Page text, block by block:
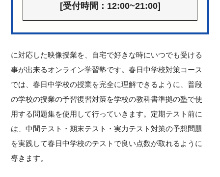
[受付時間：12:00~21:00]
に対応した映像授業を、自宅で好きな時にいつでも受ける
事が出来るオンライン学習塾です。春日中学校対策コース
では、春日中学校の授業を完全に理解できるように、普段
の学校の授業の予習復習対策を学校の教科書準拠の塾で使
用する問題集を使用して行っていきます。定期テスト前に
は、中間テスト・期末テスト・実力テスト対策の予想問題
を実践して春日中学校のテストで良い点数が取れるように
導きます。